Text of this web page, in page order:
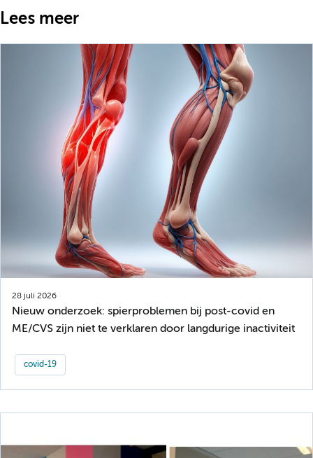
Lees meer
28 juli 2026
Nieuw onderzoek: spierproblemen bij post-covid en
ME/CVS zijn niet te verklaren door langdurige inactiviteit
covid-19